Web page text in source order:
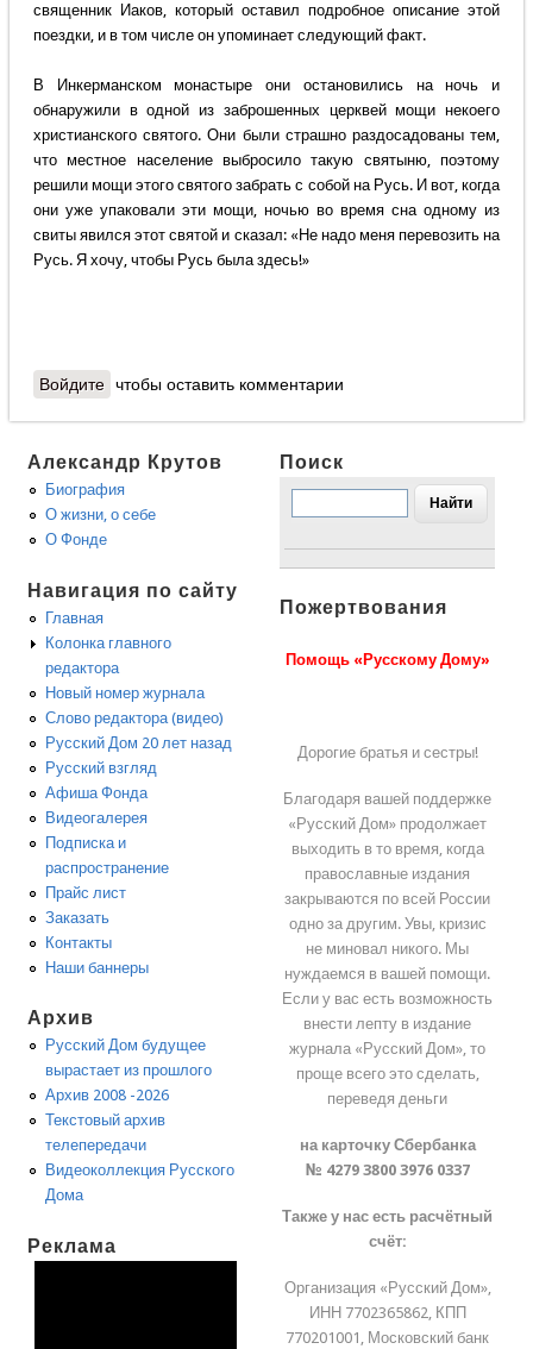
священник Иаков, который оставил подробное описание этой
поездки, и в том числе он упоминает следующий факт.
В Инкерманском монастыре они остановились на ночь и
обнаружили в одной из заброшенных церквей мощи некоего
христианского святого. Они были страшно раздосадованы тем,
что местное население выбросило такую святыню, поэтому
решили мощи этого святого забрать с собой на Русь. И вот, когда
они уже упаковали эти мощи, ночью во время сна одному из
свиты явился этот святой и сказал: «Не надо меня перевозить на
Русь. Я хочу, чтобы Русь была здесь!»
Войдите чтобы оставить комментарии
Александр Крутов
Биография
О жизни, о себе
О Фонде
Навигация по сайту
Главная
Колонка главного
редактора
Новый номер журнала
Слово редактора (видео)
Русский Дом 20 лет назад
Русский взгляд
Афиша Фонда
Видеогалерея
Подписка и
распространение
Прайс лист
Заказать
Контакты
Наши баннеры
Архив
Русский Дом будущее
вырастает из прошлого
Архив 2008 -2026
Текстовый архив
телепередачи
Видеоколлекция Русского
Дома
Реклама
Поиск
Пожертвования
Помощь «Русскому Дому»
Дорогие братья и сестры!
Благодаря вашей поддержке
«Русский Дом» продолжает
выходить в то время, когда
православные издания
закрываются по всей России
одно за другим. Увы, кризис
не миновал никого. Мы
нуждаемся в вашей помощи.
Если у вас есть возможность
внести лепту в издание
журнала «Русский Дом», то
проще всего это сделать,
переведя деньги
на карточку Сбербанка
№ 4279 3800 3976 0337
Также у нас есть расчётный
счёт:
Организация «Русский Дом»,
ИНН 7702365862, КПП
770201001, Московский банк